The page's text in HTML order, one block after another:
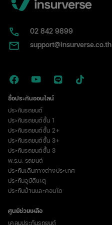
02​ 842 9899
support@insurverse.co.th
ซื้อประกันออนไลน์
ประกันรถยนต์
ประกันรถยนต์ชั้น 1
ประกันรถยนต์ชั้น 2+
ประกันรถยนต์ชั้น 3+
ประกันรถยนต์ชั้น 3
พ.ร.บ. รถยนต์
ประกันเดินทางต่างประเทศ
ประกันอุบัติเหตุ
ประกันบ้านและคอนโด
ศูนย์ช่วยเหลือ
เคลมประกันรถยนต์